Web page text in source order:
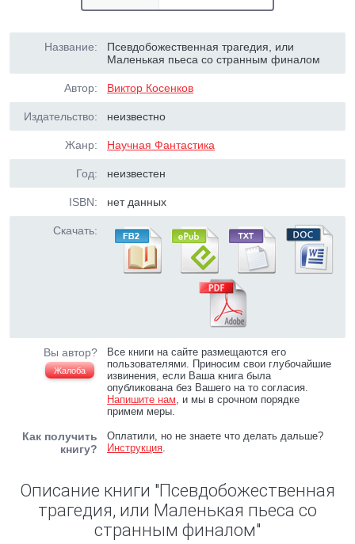
Название:
Псевдобожественная трагедия, или
Маленькая пьеса со странным финалом
Автор: Виктор Косенков
Издательство: неизвестно
Жанр: Научная Фантастика
Год: неизвестен
ISBN: нет данных
Скачать:
Вы автор?
Жалоба
Все книги на сайте размещаются его
пользователями. Приносим свои глубочайшие
извинения, если Ваша книга была
опубликована без Вашего на то согласия.
Напишите нам, и мы в срочном порядке
примем меры.
Как получить
книгу?
Оплатили, но не знаете что делать дальше?
Инструкция.
Описание книги "Псевдобожественная
трагедия, или Маленькая пьеса со
странным финалом"